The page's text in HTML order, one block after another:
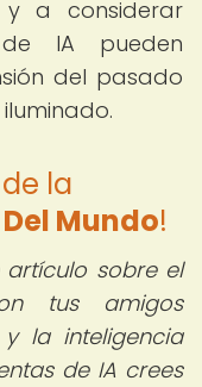
y a considerar
IA pueden
del pasado
la
Mundo!
artículo sobre el
tus amigos
la inteligencia
de IA crees